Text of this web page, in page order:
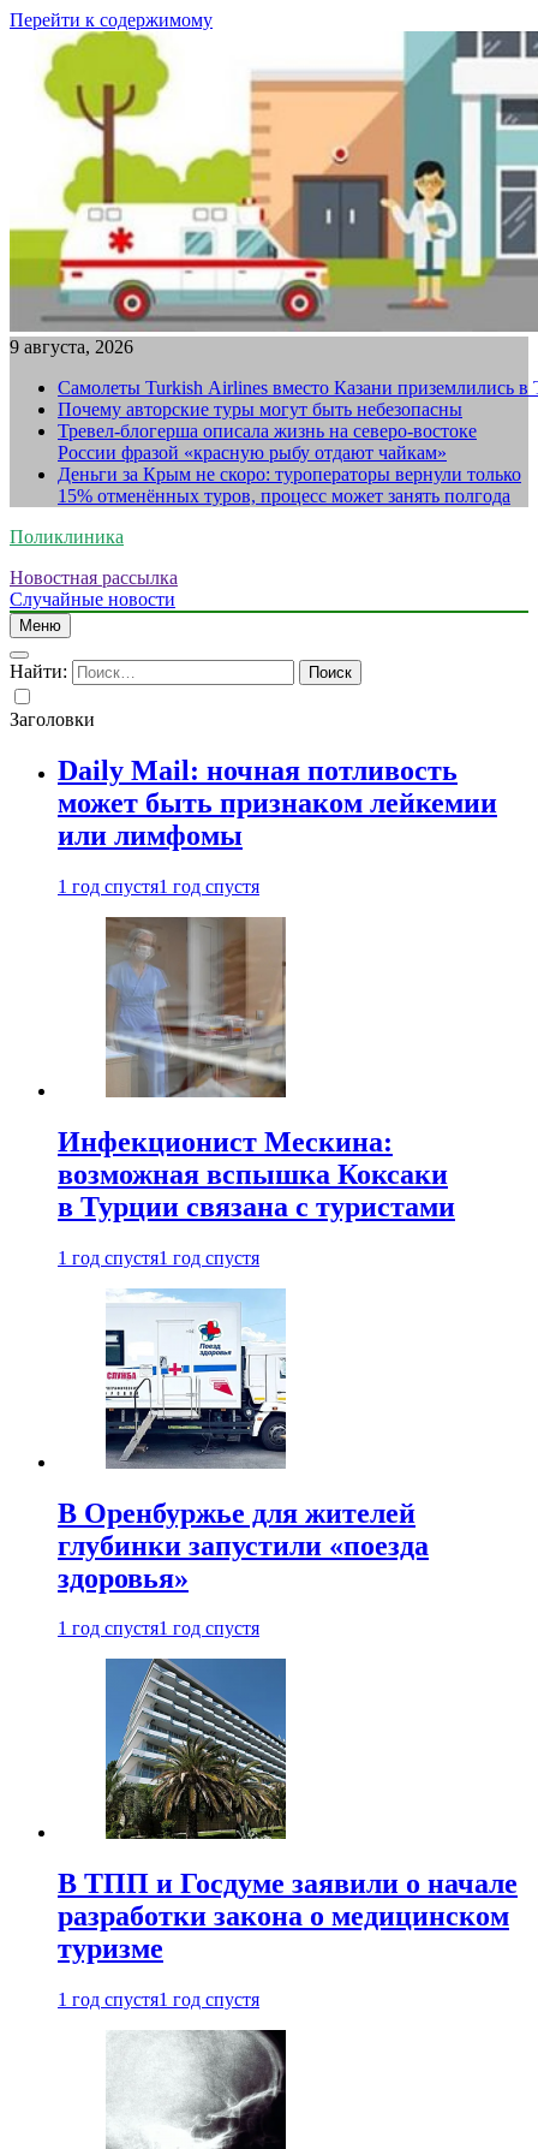
Перейти к содержимому
9 августа, 2026
Самолеты Turkish Airlines вместо Казани приземлились в
Почему авторские туры могут быть небезопасны
Тревел-блогерша описала жизнь на северо-востоке
России фразой «красную рыбу отдают чайкам»
Деньги за Крым не скоро: туроператоры вернули только
15% отменённых туров, процесс может занять полгода
Поликлиника
Новостная рассылка
Случайные новости
Меню
Найти:
Заголовки
Daily Mail: ночная потливость
может быть признаком лейкемии
или лимфомы
1 год спустя1 год спустя
Инфекционист Мескина:
возможная вспышка Коксаки
в Турции связана с туристами
1 год спустя1 год спустя
В Оренбуржье для жителей
глубинки запустили «поезда
здоровья»
1 год спустя1 год спустя
В ТПП и Госдуме заявили о начале
разработки закона о медицинском
туризме
1 год спустя1 год спустя